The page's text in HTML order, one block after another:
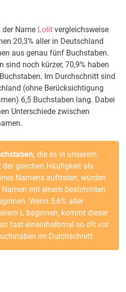
Name Lolit vergleichsweise
20,3% aller in Deutschland
aus genau fünf Buchstaben.
sind noch kürzer, 70,9% haben
Im Durchschnitt sind
(ohne Berücksichtigung
6,5 Buchstaben lang. Dabei
Unterschiede zwischen
die es in unserem
gleichen Häufigkeit als
Namens auftreten, würden
Namen mit einem bestimmten
Wenn 5,6% aller
L beginnen, kommt dieser
fast eineinhalbmal so oft vor
im Durchschnitt.